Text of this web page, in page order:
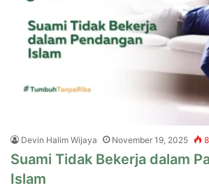
Devin Halim Wijaya November 19, 2025
Suami Tidak Bekerja dalam
Islam